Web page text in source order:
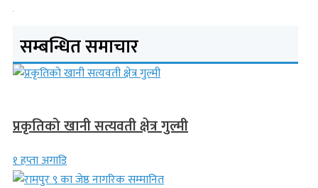
सम्बन्धित समाचार
प्रकृतिको खानी सत्यवती क्षेत्र गुल्मी
१ हप्ता अगाडि